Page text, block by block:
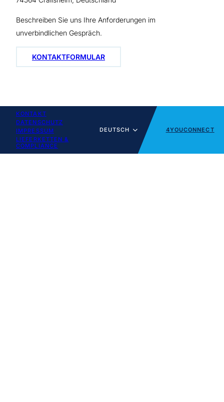
Beschreiben Sie uns Ihre Anforderungen im
unverbindlichen Gespräch.
KONTAKTFORMULAR
KONTAKT
DATENSCHUTZ
IMPRESSUM
LIEFERKETTEN &
COMPLIANCE
DEUTSCH 4YOUCONNECT